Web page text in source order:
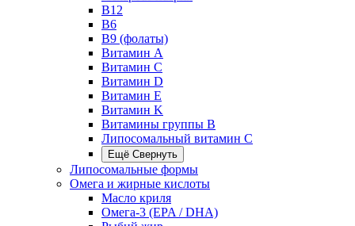
В12
В6
В9 (фолаты)
Витамин A
Витамин C
Витамин D
Витамин E
Витамин K
Витамины группы B
Липосомальный витамин C
Ещё Свернуть
Липосомальные формы
Омега и жирные кислоты
Масло криля
Омега-3 (EPA / DHA)